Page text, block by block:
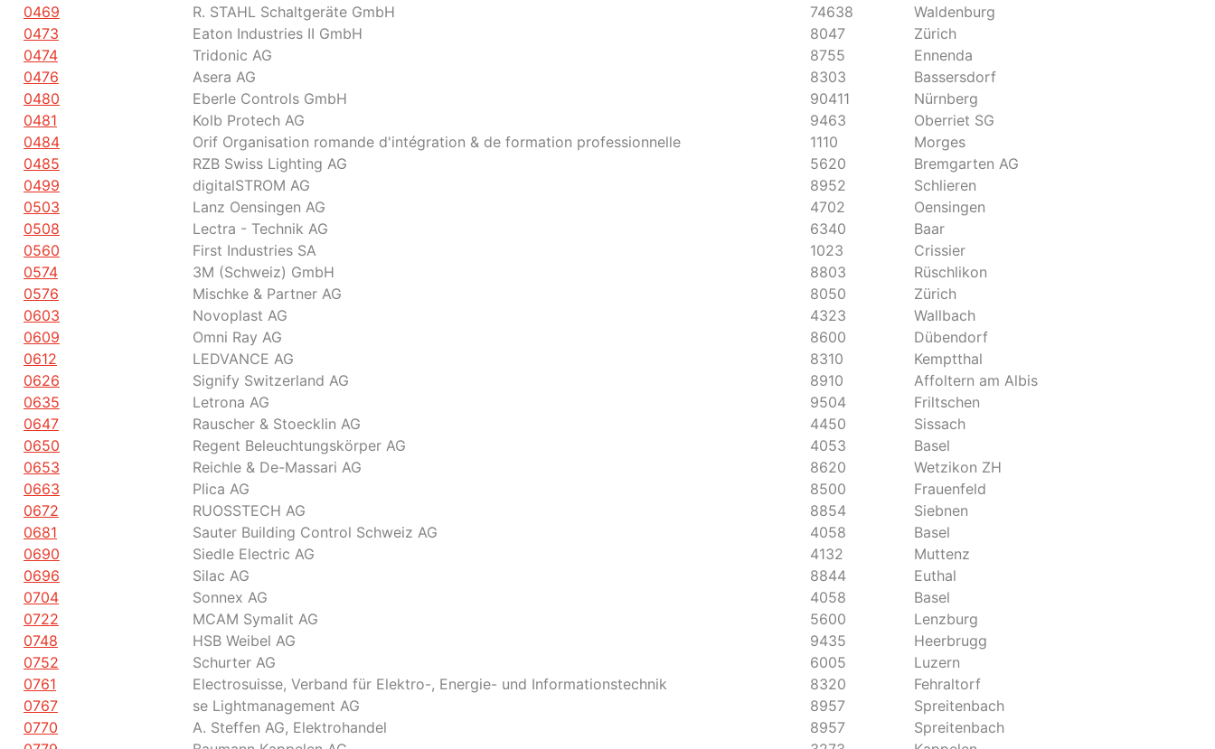
0469
R. STAHL Schaltgeräte GmbH 74638
Waldenburg
0473
Eaton Industries II GmbH 8047
Zürich
0474
Tridonic AG 8755
Ennenda
0476
Asera AG 8303
Bassersdorf
0480
Eberle Controls GmbH 90411
Nürnberg
0481
Kolb Protech AG 9463
Oberriet SG
0484
Orif Organisation romande d'intégration & de formation professionnelle 1110
Morges
0485
RZB Swiss Lighting AG 5620
Bremgarten AG
0499
digitalSTROM AG 8952
Schlieren
0503
Lanz Oensingen AG 4702
Oensingen
0508
Lectra - Technik AG 6340
Baar
0560
First Industries SA 1023
Crissier
0574
3M (Schweiz) GmbH 8803
Rüschlikon
0576
Mischke & Partner AG 8050
Zürich
0603
Novoplast AG 4323
Wallbach
0609
Omni Ray AG 8600
Dübendorf
0612
LEDVANCE AG 8310
Kemptthal
0626
Signify Switzerland AG 8910
Affoltern am Albis
0635
Letrona AG 9504
Friltschen
0647
Rauscher & Stoecklin AG 4450
Sissach
0650
Regent Beleuchtungskörper AG 4053
Basel
0653
Reichle & De-Massari AG 8620
Wetzikon ZH
0663
Plica AG 8500
Frauenfeld
0672
RUOSSTECH AG 8854
Siebnen
0681
Sauter Building Control Schweiz AG 4058
Basel
0690
Siedle Electric AG 4132
Muttenz
0696
Silac AG 8844
Euthal
0704
Sonnex AG 4058
Basel
0722
MCAM Symalit AG 5600
Lenzburg
0748
HSB Weibel AG 9435
Heerbrugg
0752
Schurter AG 6005
Luzern
0761
Electrosuisse, Verband für Elektro-, Energie- und Informationstechnik 8320
Fehraltorf
0767
se Lightmanagement AG 8957
Spreitenbach
0770
A. Steffen AG, Elektrohandel 8957
Spreitenbach